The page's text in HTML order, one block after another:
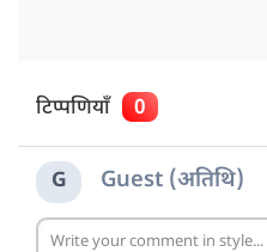
टिप्पणियाँ 0
G Guest (अतिथि)